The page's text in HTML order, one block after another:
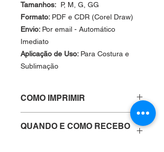
Tamanhos: P, M, G, GG
Formato: PDF e CDR (Corel Draw)
Envio: Por email - Automático
Imediato
Aplicação de Uso: Para Costura e
Sublimação
COMO IMPRIMIR
modelo de impressora comum A4 ou
QUANDO E COMO RECEBO